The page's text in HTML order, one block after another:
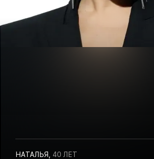
НАТАЛЬЯ 40 ЛЕТ